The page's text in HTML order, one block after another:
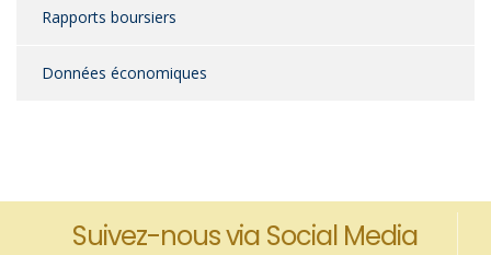
Rapports boursiers
Données économiques
Suivez-nous via Social Media